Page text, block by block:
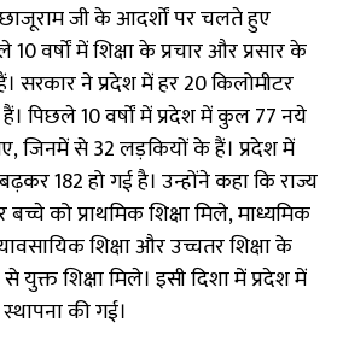
जी के आदर्शों पर चलते हुए
वर्षों में शिक्षा के प्रचार और प्रसार के
ने प्रदेश में हर 20 किलोमीटर
पिछले 10 वर्षों में प्रदेश में कुल 77 नये
जिनमें से 32 लड़कियों के हैं। प्रदेश में
182 हो गई है। उन्होंने कहा कि राज्य
को प्राथमिक शिक्षा मिले, माध्यमिक
शिक्षा और उच्चतर शिक्षा के
से युक्त शिक्षा मिले। इसी दिशा में प्रदेश में
की गई।